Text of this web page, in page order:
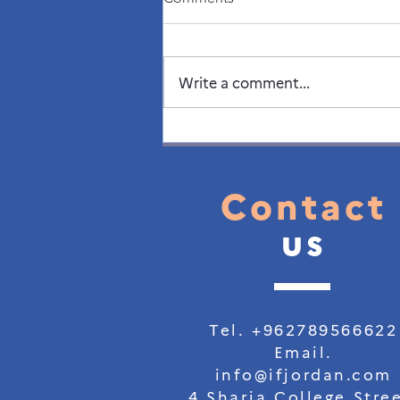
Write a comment...
Contact
us
Tel. +962789566622
Email.
info@ifjordan.com